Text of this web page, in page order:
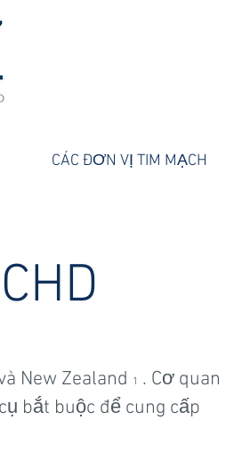
CÁC ĐƠN VỊ TIM MẠCH
New Zealand 1 . Cơ quan
bắt buộc để cung cấp